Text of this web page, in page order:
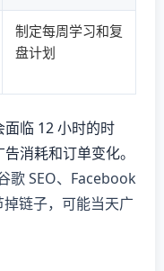
制定每周学习和复
盘计划
临 12 小时的时
消耗和订单变化。
歌 SEO、Facebook
链子，可能当天广